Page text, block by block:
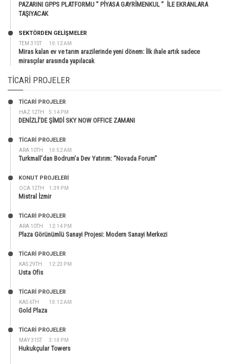
PAZARINI GPPS PLATFORMU ” PİYASA GAYRİMENKUL ” İLE EKRANLARA
TAŞIYACAK
TEM 31ST 10:12 AM
SEKTÖRDEN GELIŞMELER
Miras kalan ev ve tarım arazilerinde yeni dönem: İlk ihale artık sadece
mirasçılar arasında yapılacak
TICARI PROJELER
HAZ 12TH 5:14 PM
TİCARİ PROJELER
DENİZLİ’DE ŞİMDİ SKY NOW OFFICE ZAMANI
ARA 10TH 10:52 AM
TİCARİ PROJELER
Turkmall’dan Bodrum’a Dev Yatırım: “Novada Forum”
OCA 12TH 1:39 PM
KONUT PROJELERI
Mistral İzmir
ARA 10TH 12:14 PM
TİCARİ PROJELER
Plaza Görünümlü Sanayi Projesi: Modern Sanayi Merkezi
KAS 29TH 12:23 PM
TİCARİ PROJELER
Usta Ofis
KAS 6TH 10:12 AM
TİCARİ PROJELER
Gold Plaza
MAY 31ST 3:10 PM
TİCARİ PROJELER
Hukukçular Towers